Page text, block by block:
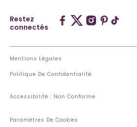
Restez
connectés
Mentions Légales
Politique De Confidentialité
Accessibilité : Non Conforme
Paramètres De Cookies